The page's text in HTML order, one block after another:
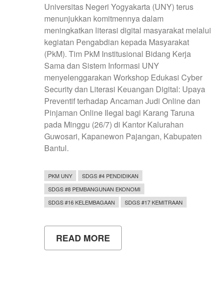
Universitas Negeri Yogyakarta (UNY) terus
menunjukkan komitmennya dalam
meningkatkan literasi digital masyarakat melalui
kegiatan Pengabdian kepada Masyarakat
(PkM). Tim PkM Institusional Bidang Kerja
Sama dan Sistem Informasi UNY
menyelenggarakan Workshop Edukasi Cyber
Security dan Literasi Keuangan Digital: Upaya
Preventif terhadap Ancaman Judi Online dan
Pinjaman Online Ilegal bagi Karang Taruna
pada Minggu (26/7) di Kantor Kalurahan
Guwosari, Kapanewon Pajangan, Kabupaten
Bantul.
PKM UNY
SDGS #4 PENDIDIKAN
SDGS #8 PEMBANGUNAN EKONOMI
SDGS #16 KELEMBAGAAN
SDGS #17 KEMITRAAN
READ MORE
UNY